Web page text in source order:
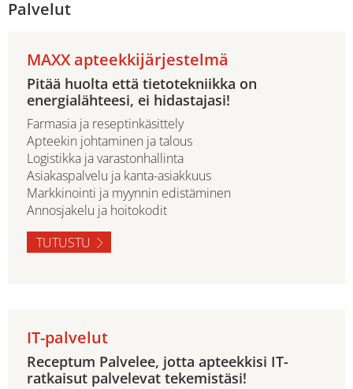
Palvelut
MAXX apteekkijärjestelmä
Pitää huolta että tietotekniikka on
energialähteesi, ei hidastajasi!
Farmasia ja reseptinkäsittely
Apteekin johtaminen ja talous
Logistikka ja varastonhallinta
Asiakaspalvelu ja kanta-asiakkuus
Markkinointi ja myynnin edistäminen
Annosjakelu ja hoitokodit
TUTUSTU
IT-palvelut
Receptum Palvelee, jotta apteekkisi IT-
ratkaisut palvelevat tekemistäsi!